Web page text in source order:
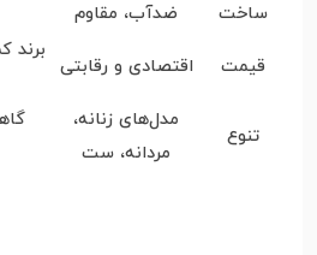
ساخت ضدآب، مقاوم
قیمت اقتصادی و رقابتی
برند
تنوع
مدل‌های زنانه،
مردانه، ست